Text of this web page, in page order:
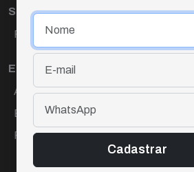
Sub-editora
Raquel Ayres
Equipe
Ana Lúcia Cortez
Eliane Hardy
Fernando Torres